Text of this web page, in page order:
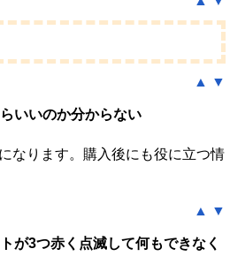
▲ ▼
いいのか分からない
なります。購入後にも役に立つ情
▲ ▼
が3つ赤く点滅して何もできなく